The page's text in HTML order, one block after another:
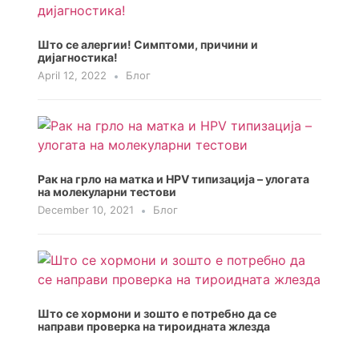
Што се алергии! Симптоми, причини и
дијагностика!
April 12, 2022 Блог
Рак на грло на матка и HPV типизација – улогата
на молекуларни тестови
December 10, 2021 Блог
Што се хормони и зошто е потребно да се
направи проверка на тироидната жлезда